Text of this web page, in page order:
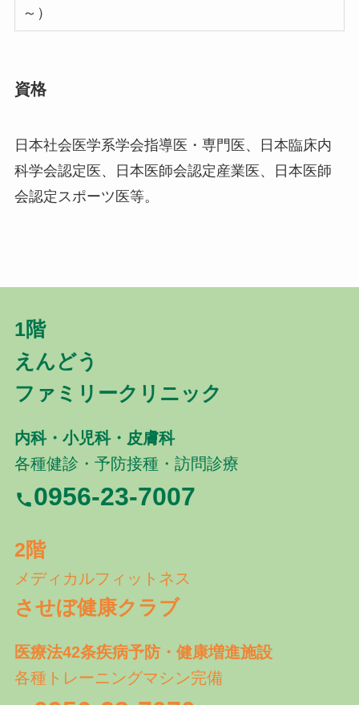
～）
資格
日本社会医学系学会指導医・専門医、日本臨床内
科学会認定医、日本医師会認定産業医、日本医師
会認定スポーツ医等。
1階
えんどう
ファミリークリニック
内科・小児科・皮膚科
各種健診・予防接種・訪問診療
0956-23-7007
2階
メディカルフィットネス
させぼ健康クラブ
医療法42条疾病予防・健康増進施設
各種トレーニングマシン完備